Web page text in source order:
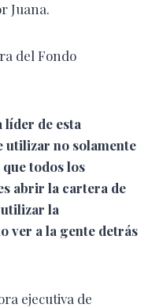
Juana.
del Fondo
líder de esta
utilizar no solamente
todos los
abrir la cartera de
la
ver a la gente detrás
ejecutiva de